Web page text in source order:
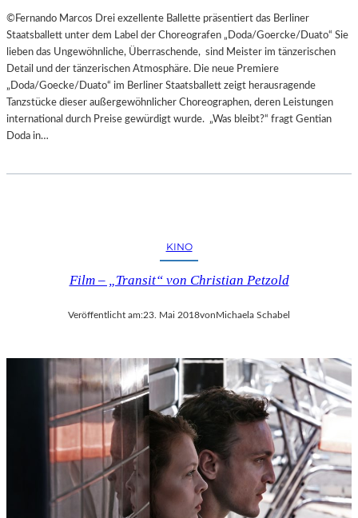
©Fernando Marcos Drei exzellente Ballette präsentiert das Berliner
Staatsballett unter dem Label der Choreografen „Doda/Goercke/Duato“ Sie
lieben das Ungewöhnliche, Überraschende, sind Meister im tänzerischen
Detail und der tänzerischen Atmosphäre. Die neue Premiere
„Doda/Goecke/Duato“ im Berliner Staatsballett zeigt herausragende
Tanzstücke dieser außergewöhnlicher Choreographen, deren Leistungen
international durch Preise gewürdigt wurde. „Was bleibt?“ fragt Gentian
Doda in…
KINO
Film – „Transit“ von Christian Petzold
Veröffentlicht am:23. Mai 2018von Michaela Schabel